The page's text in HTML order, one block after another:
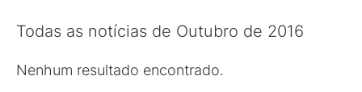
Todas as notícias de Outubro de 2016
Nenhum resultado encontrado.